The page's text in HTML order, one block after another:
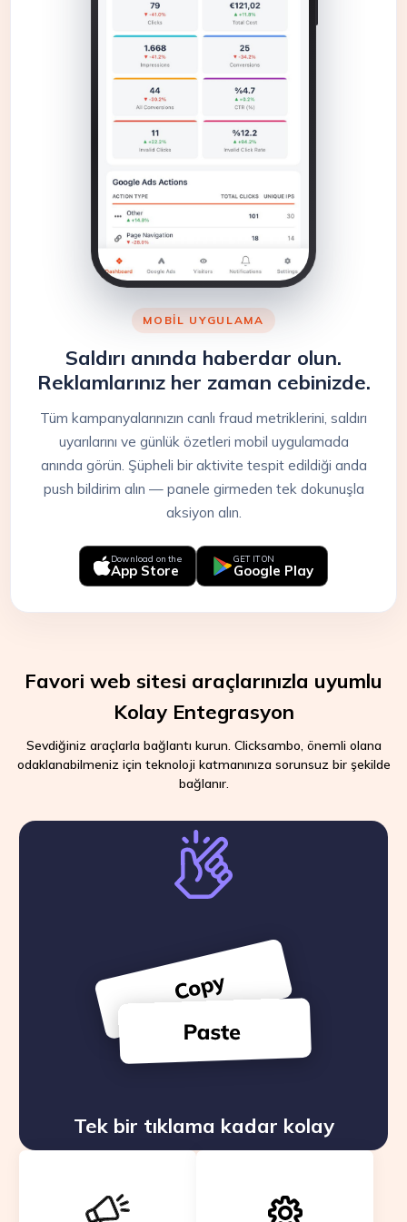
MOBIL UYGULAMA
Saldırı anında haberdar olun.
Reklamlarınız her zaman cebinizde.
Tüm kampanyalarınızın canlı fraud metriklerini, saldırı
uyarılarını ve günlük özetleri mobil uygulamada
anında görün. Şüpheli bir aktivite tespit edildiği anda
push bildirim alın — panele girmeden tek dokunuşla
aksiyon alın.
Download on the
App Store
GET IT ON
Google Play
Favori web sitesi araçlarınızla uyumlu
Kolay Entegrasyon
Sevdiğiniz araçlarla bağlantı kurun. Clicksambo, önemli olana
odaklanabilmeniz için teknoloji katmanınıza sorunsuz bir şekilde
bağlanır.
Tek bir tıklama kadar kolay